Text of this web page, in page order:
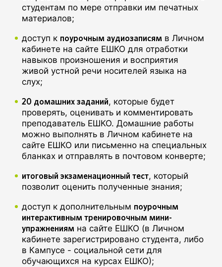
студентам по мере отправки им печатных
материалов;
доступ к поурочным аудиозаписям в Личном
кабинете на сайте ЕШКО для отработки
навыков произношения и восприятия
живой устной речи носителей языка на
слух;
20 домашних заданий, которые будет
проверять, оценивать и комментировать
преподаватель ЕШКО. Домашние работы
можно выполнять в Личном кабинете на
сайте ЕШКО или письменно на специальных
бланках и отправлять в почтовом конверте;
итоговый экзаменационный тест, который
позволит оценить полученные знания;
доступ к дополнительным поурочным
интерактивным тренировочным мини-
упражнениям на сайте ЕШКО (в Личном
кабинете зарегистрировано студента, либо
в Кампусе - социальной сети для
обучающихся на курсах ЕШКО);